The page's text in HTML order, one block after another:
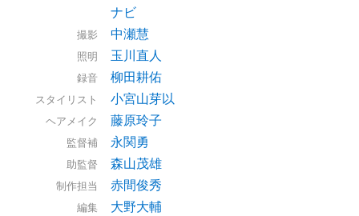
ナビ
撮影 中瀬慧
照明 玉川直人
録音 柳田耕佑
スタイリスト 小宮山芽以
ヘアメイク 藤原玲子
監督補 永関勇
助監督 森山茂雄
制作担当 赤間俊秀
編集
大野大輔